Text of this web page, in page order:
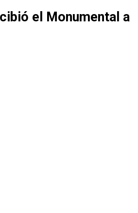
el Monumental a